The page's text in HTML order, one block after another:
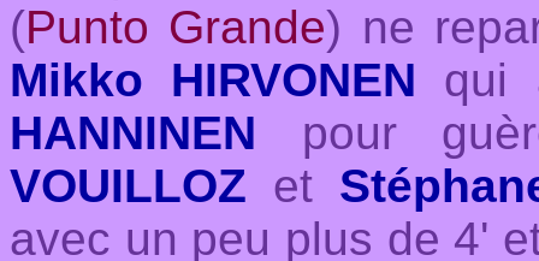
(Punto Grande) ne
Mikko HIRVONEN qui
HANNINEN pour
VOUILLOZ et
avec un peu plus de 4'